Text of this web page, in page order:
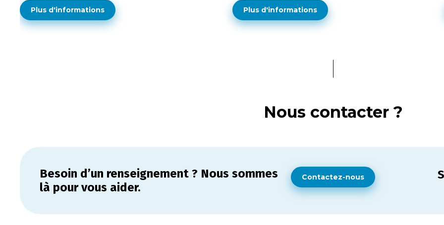
Plus d'informations Plus d'informations
Nous contacter ?
Besoin d’un renseignement ? Nous sommes
là pour vous aider.
Contactez-nous